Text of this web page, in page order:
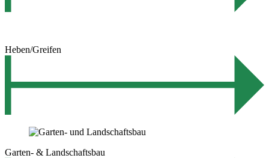
Heben/Greifen
Garten- & Landschaftsbau